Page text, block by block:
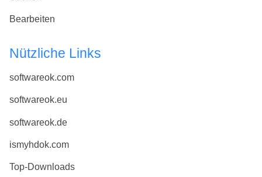
Bearbeiten
Nützliche Links
softwareok.com
softwareok.eu
softwareok.de
ismyhdok.com
Top-Downloads